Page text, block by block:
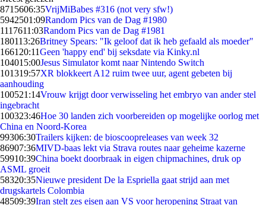
8715606:35VrijMiBabes #316 (not very sfw!)
5942501:09Random Pics van de Dag #1980
1117611:03Random Pics van de Dag #1981
180113:26Britney Spears: "Ik geloof dat ik heb gefaald als moeder"
1661 20:11Geen 'happy end' bij seksdate via Kinky.nl
104015:00Jesus Simulator komt naar Nintendo Switch
101319:57XR blokkeert A12 ruim twee uur, agent gebeten bij
aanhouding
100521:14Vrouw krijgt door verwisseling het embryo van ander stel
ingebracht
100323:46Hoe 30 landen zich voorbereiden op mogelijke oorlog met
China en Noord-Korea
99306:30Trailers kijken: de bioscoopreleases van week 32
86907:36MIVD-baas lekt via Strava routes naar geheime kazerne
59910:39China boekt doorbraak in eigen chipmachines, druk op
ASML groeit
58320:35Nieuwe president De la Espriella gaat strijd aan met
drugskartels Colombia
48509:39Iran stelt zes eisen aan VS voor heropening Straat van